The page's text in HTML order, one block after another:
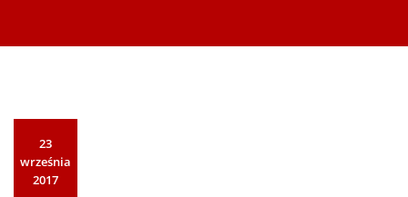
23
września
2017